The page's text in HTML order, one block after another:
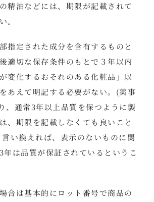
精油などには、期限が記載されて
。
指定された成分を含有するものと
適切な保存条件のもとで３年以内
変化するおそれのある化粧品」以
あえて明記する必要がない。(薬事
、通常3年以上品質を保つように製
、期限を記載しなくても良いこと
い換えれば、表示のないものに関
年は品質が保証されているというこ
合は基本的にロット番号で商品の